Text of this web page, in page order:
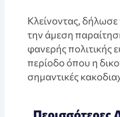
Kλείνοντας,
την άμεση
φανερής πολιτικής
περίοδο όπου η
σημαντικές